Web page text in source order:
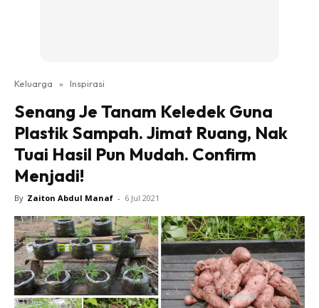
Keluarga » Inspirasi
Senang Je Tanam Keledek Guna
Plastik Sampah. Jimat Ruang, Nak
Tuai Hasil Pun Mudah. Confirm
Menjadi!
By Zaiton Abdul Manaf - 6 Jul 2021